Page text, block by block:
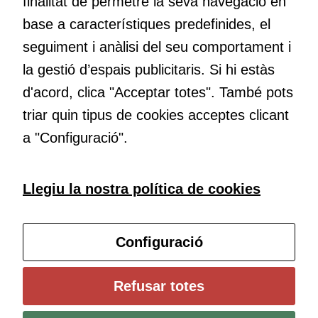
Educació
transformació. Volem contribuir a millorar-la impulsant
metodologies docents actives i ambients d’aprenentatge
dinàmics.
Subscriu-te al butlletí
Configura les cookies
Universitat de Girona
Política de cookies
Avís legal i protecció de dades Contacte
base a característiques predefinides, el
seguiment i anàlisi del seu comportament i
la gestió d’espais publicitaris. Si hi estàs
d'acord, clica "Acceptar totes". També pots
triar quin tipus de cookies acceptes clicant
a "Configuració".
Llegiu la nostra política de cookies
Configuració
Refusar totes